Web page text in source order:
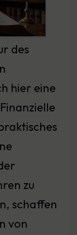
des
hier eine
zu
schaffen
von